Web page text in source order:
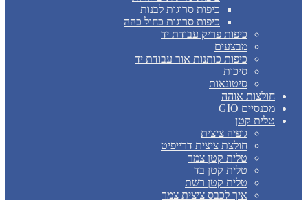
כיפות סרוגות לבנות
כיפות סרוגות כחול כהה
כיפות פריק עבודת יד
מבצעים
כיפות כותנות אור עבודת יד
סיכות
סיטונאות
חולצות אוהה
מכנסיים GIO
טלית קטן
גופיה ציצית
חולצת ציצית דרייפיט
טלית קטן צמר
טלית קטן בד
טלית קטן רשת
איך לכבס ציצית צמר